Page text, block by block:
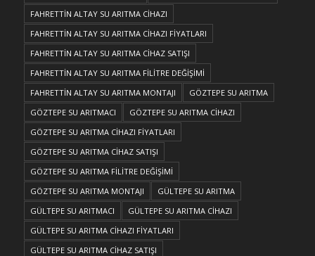
FAHRETTİN ALTAY SU ARITMA CİHAZI
FAHRETTİN ALTAY SU ARITMA CİHAZI FİYATLARI
FAHRETTİN ALTAY SU ARITMA CİHAZ SATIŞI
FAHRETTİN ALTAY SU ARITMA FİLİTRE DEĞİŞİMİ
FAHRETTİN ALTAY SU ARITMA MONTAJI
GÖZTEPE SU ARITMA
GÖZTEPE SU ARITMACI
GÖZTEPE SU ARITMA CİHAZI
GÖZTEPE SU ARITMA CİHAZI FİYATLARI
GÖZTEPE SU ARITMA CİHAZ SATIŞI
GÖZTEPE SU ARITMA FİLİTRE DEĞİŞİMİ
GÖZTEPE SU ARITMA MONTAJI
GÜLTEPE SU ARITMA
GÜLTEPE SU ARITMACI
GÜLTEPE SU ARITMA CİHAZI
GÜLTEPE SU ARITMA CİHAZI FİYATLARI
GÜLTEPE SU ARITMA CİHAZ SATIŞI